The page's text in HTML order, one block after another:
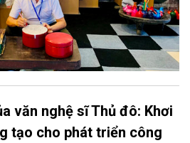
văn nghệ sĩ Thủ đô: Khơi
tạo cho phát triển công